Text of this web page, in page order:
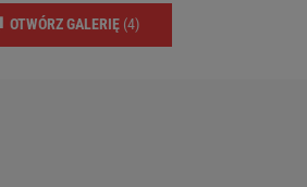
OTWÓRZ GALERIĘ (4)